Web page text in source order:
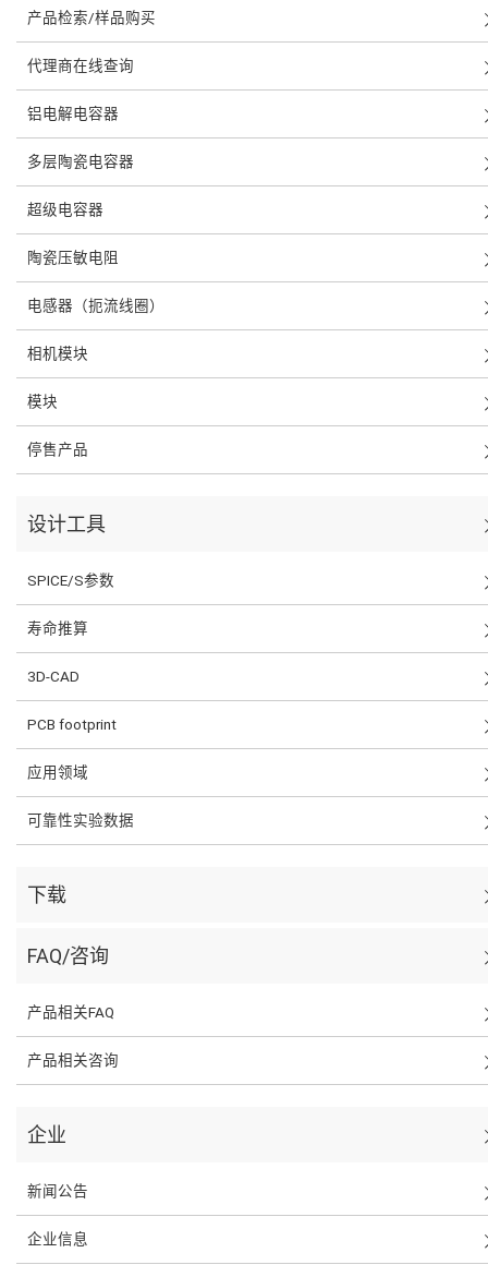
产品检索/样品购买
代理商在线查询
铝电解电容器
多层陶瓷电容器
超级电容器
陶瓷压敏电阻
电感器（扼流线圈）
相机模块
模块
停售产品
设计工具
SPICE/S参数
寿命推算
3D-CAD
PCB footprint
应用领域
可靠性实验数据
下载
FAQ/咨询
产品相关FAQ
产品相关咨询
企业
新闻公告
企业信息